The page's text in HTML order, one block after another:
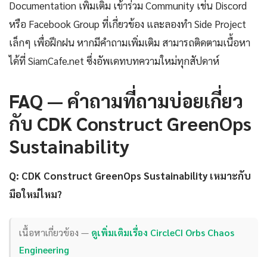
Documentation เพิ่มเติม เข้าร่วม Community เช่น Discord
หรือ Facebook Group ที่เกี่ยวข้อง และลองทำ Side Project
เล็กๆ เพื่อฝึกฝน หากมีคำถามเพิ่มเติม สามารถติดตามเนื้อหา
ได้ที่ SiamCafe.net ซึ่งอัพเดทบทความใหม่ทุกสัปดาห์
FAQ — คำถามที่ถามบ่อยเกี่ยว
กับ CDK Construct GreenOps
Sustainability
Q: CDK Construct GreenOps Sustainability เหมาะกับ
มือใหม่ไหม?
เนื้อหาเกี่ยวข้อง — ดูเพิ่มเติมเรื่อง CircleCI Orbs Chaos
Engineering